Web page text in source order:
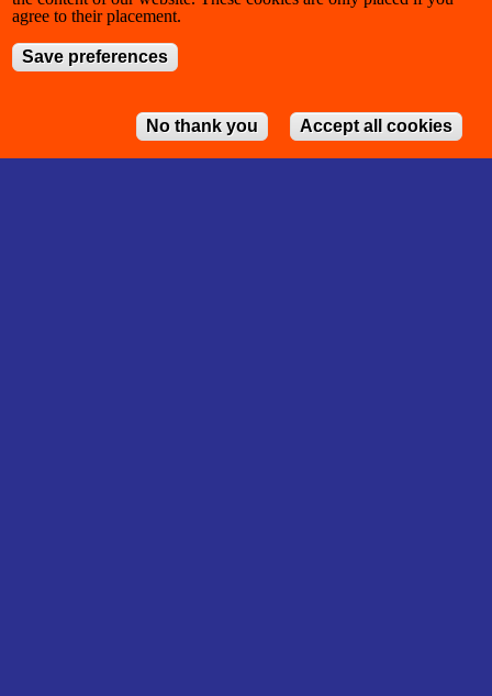
agree to their placement.
Save preferences
No thank you Accept all cookies